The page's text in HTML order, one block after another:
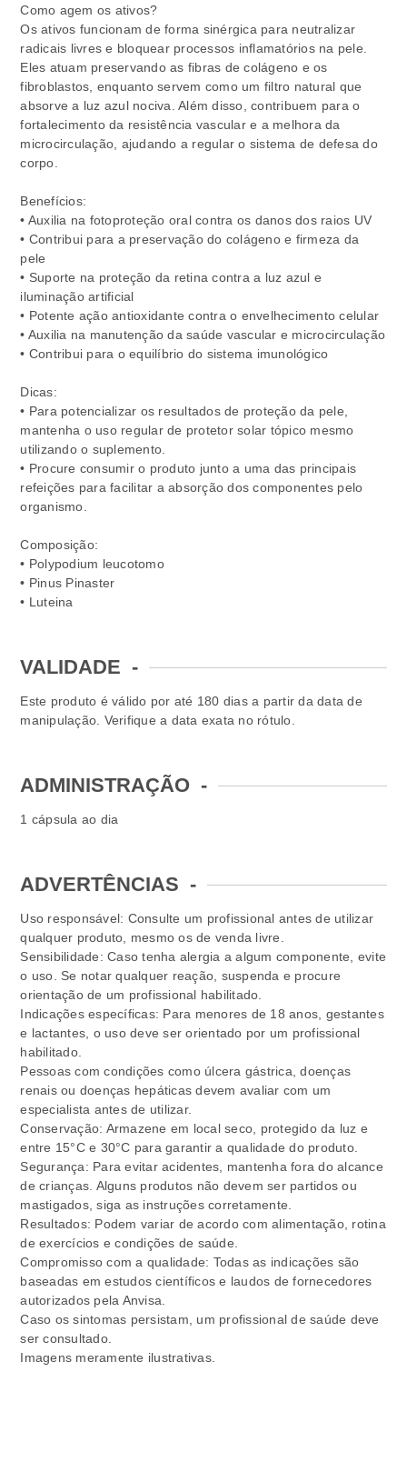
Como agem os ativos?
Os ativos funcionam de forma sinérgica para neutralizar
radicais livres e bloquear processos inflamatórios na pele.
Eles atuam preservando as fibras de colágeno e os
fibroblastos, enquanto servem como um filtro natural que
absorve a luz azul nociva. Além disso, contribuem para o
fortalecimento da resistência vascular e a melhora da
microcirculação, ajudando a regular o sistema de defesa do
corpo.
Benefícios:
• Auxilia na fotoproteção oral contra os danos dos raios UV
• Contribui para a preservação do colágeno e firmeza da
pele
• Suporte na proteção da retina contra a luz azul e
iluminação artificial
• Potente ação antioxidante contra o envelhecimento celular
• Auxilia na manutenção da saúde vascular e microcirculação
• Contribui para o equilíbrio do sistema imunológico
Dicas:
• Para potencializar os resultados de proteção da pele,
mantenha o uso regular de protetor solar tópico mesmo
utilizando o suplemento.
• Procure consumir o produto junto a uma das principais
refeições para facilitar a absorção dos componentes pelo
organismo.
Composição:
• Polypodium leucotomo
• Pinus Pinaster
• Luteina
VALIDADE -
Este produto é válido por até 180 dias a partir da data de
manipulação. Verifique a data exata no rótulo.
ADMINISTRAÇÃO -
1 cápsula ao dia
ADVERTÊNCIAS -
Uso responsável: Consulte um profissional antes de utilizar
qualquer produto, mesmo os de venda livre.
Sensibilidade: Caso tenha alergia a algum componente, evite
o uso. Se notar qualquer reação, suspenda e procure
orientação de um profissional habilitado.
Indicações específicas: Para menores de 18 anos, gestantes
e lactantes, o uso deve ser orientado por um profissional
habilitado.
Pessoas com condições como úlcera gástrica, doenças
renais ou doenças hepáticas devem avaliar com um
especialista antes de utilizar.
Conservação: Armazene em local seco, protegido da luz e
entre 15°C e 30°C para garantir a qualidade do produto.
Segurança: Para evitar acidentes, mantenha fora do alcance
de crianças. Alguns produtos não devem ser partidos ou
mastigados, siga as instruções corretamente.
Resultados: Podem variar de acordo com alimentação, rotina
de exercícios e condições de saúde.
Compromisso com a qualidade: Todas as indicações são
baseadas em estudos científicos e laudos de fornecedores
autorizados pela Anvisa.
Caso os sintomas persistam, um profissional de saúde deve
ser consultado.
Imagens meramente ilustrativas.